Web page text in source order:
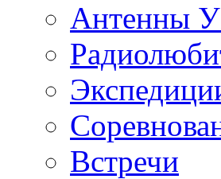
Антенны
Встречи